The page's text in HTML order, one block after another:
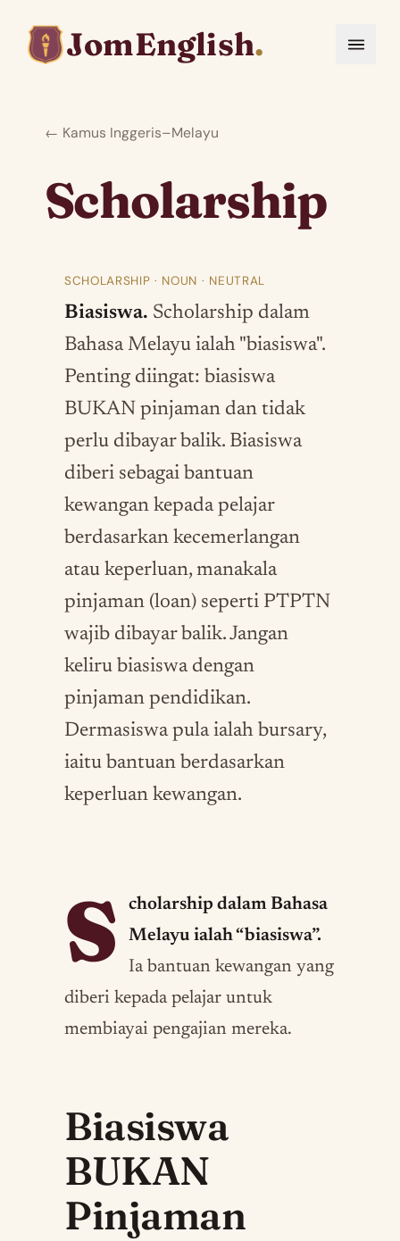
JomEnglish.
← Kamus Inggeris–Melayu
Scholarship
SCHOLARSHIP · NOUN · NEUTRAL
Biasiswa. Scholarship dalam
Bahasa Melayu ialah "biasiswa".
Penting diingat: biasiswa
BUKAN pinjaman dan tidak
perlu dibayar balik. Biasiswa
diberi sebagai bantuan
kewangan kepada pelajar
berdasarkan kecemerlangan
atau keperluan, manakala
pinjaman (loan) seperti PTPTN
wajib dibayar balik. Jangan
keliru biasiswa dengan
pinjaman pendidikan.
Dermasiswa pula ialah bursary,
iaitu bantuan berdasarkan
keperluan kewangan.
S
cholarship dalam Bahasa
Melayu ialah “biasiswa”.
Ia bantuan kewangan yang
diberi kepada pelajar untuk
membiayai pengajian mereka.
Biasiswa
BUKAN
Pinjaman